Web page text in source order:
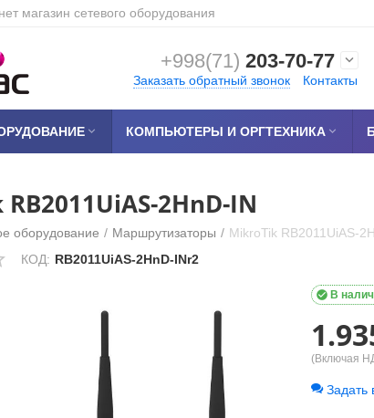
магазин сетевого оборудования
+998(71) 203-70-77 
Заказать обратный звонок Контакты
 КОМПЬЮТЕРЫ И ОРГТЕХНИКА 
2HnD-IN
оборудование / ​Маршрутизаторы / MikroTik RB2011UiAS-
КОД: RB2011UiAS-2HnD-INr2
В

(Включая
Задать